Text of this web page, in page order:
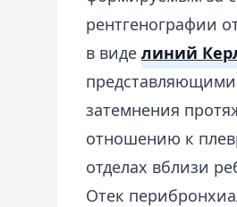
рентгенографии
в виде линий
затемнения
отношению к
отделах вблизи
Отек